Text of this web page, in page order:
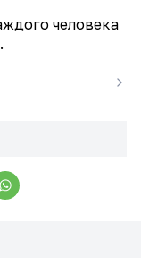
человека